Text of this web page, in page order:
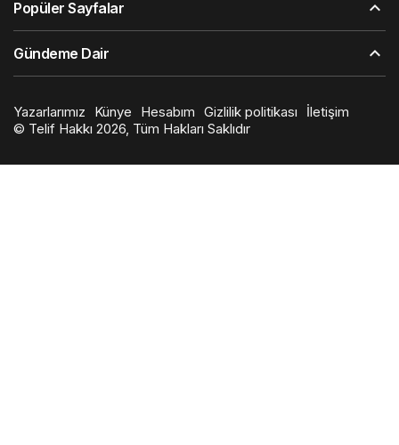
Popüler Sayfalar
Gündeme Dair
Yazarlarımız Künye Hesabım Gizlilik politikası
İletişim
© Telif Hakkı 2026, Tüm Hakları Saklıdır